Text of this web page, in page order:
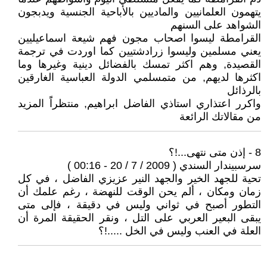
يتهمون العلمانيين والماديين بالأباحية الجنسية ويدبجون
الشواهد على السنهم
القرامطة ليسوا اصحاب مجون فهم شيعة اسماعيليين
يعني مسلمين وليسوا زرادشتيين كما اوردت في ترجمة
القصيدة, وهم اكثر تمسك بالفضائل دينية وغيرها وما
اكثرها لديهم, من متمسلمي الدولة العباسية الغارقين
بالرذائل
واكرر اعتذاري استاذي الفاضل ابراهيم, منتظراًَ المزيد
من مقالاتك الرائعة
8 - إذن متى نتهى...!؟
سرسبيندار السندي ( 2009 / 7 / 20 - 00:16 )
تحية للجهد الخير والجهد النير عزيزي الفاضل ، في كل
زمان ومكان ، ألم يحن الوقت للنهضة ، رغم علمك أن
التطور أصبح في ثواني وليس في دقيقة ، فإلى متى
يبقى البعير العربي على التل ، ونقر الحقيقة المرة أن
العلة في العنب وليس في الخل .....!؟